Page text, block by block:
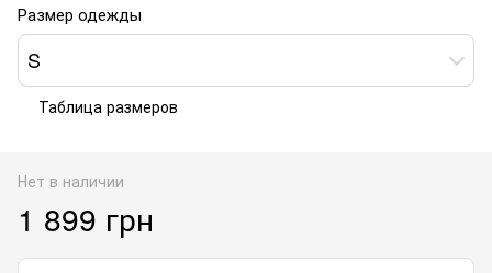
Размер одежды
S
Таблица размеров
Нет в наличии
1 899 грн